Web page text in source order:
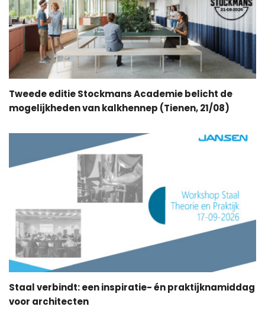
Tweede editie Stockmans Academie belicht de
mogelijkheden van kalkhennep (Tienen, 21/08)
Staal verbindt: een inspiratie- én praktijknamiddag
voor architecten